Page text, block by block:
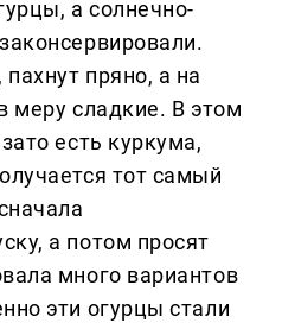
а солнечно-
пряно, а на
меру сладкие. В этом
есть куркума,
тот самый
а потом просят
много вариантов
эти огурцы стали